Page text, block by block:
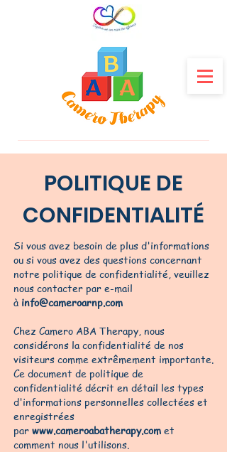
POLITIQUE DE
CONFIDENTIALITÉ
Si vous avez besoin de plus d'informations
ou si vous avez des questions concernant
notre politique de confidentialité, veuillez
nous contacter par e-mail
à info@cameroarnp.com
Chez Camero ABA Therapy, nous
considérons la confidentialité de nos
visiteurs comme extrêmement importante.
Ce document de politique de
confidentialité décrit en détail les types
d'informations personnelles collectées et
enregistrées
par www.cameroabatherapy.com et
comment nous l'utilisons.